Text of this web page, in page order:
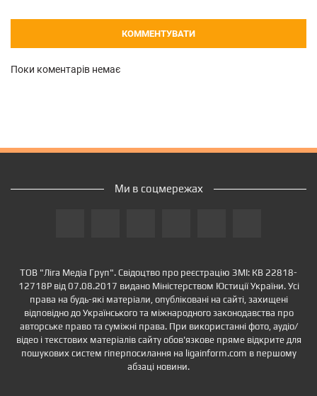
КОММЕНТУВАТИ
Поки коментарів немає
ТОВ "Ліга Медіа Груп". Свідоцтво про реєстрацію ЗМІ: КВ 22818-
12718Р від 07.08.2017 видано Міністерством Юстиції України. Усі
права на будь-які матеріали, опубліковані на сайті, захищені
відповідно до Українського та міжнародного законодавства про
авторське право та суміжні права. При використанні фото, аудіо/
відео і текстових матеріалів сайту обов'язкове пряме відкрите для
пошукових систем гіперпосилання на ligainform.com в першому
абзаці новини.
Ми в соцмережах